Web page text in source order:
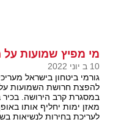
מי מפיץ שמועות על
10 ב יוני 2022
גורמי ביטחון בישראל
להפצת חרושת השמועות על
במסגרת קרב הירושה.
מאזן ימות יחליף אותו
לעריכת בחירות לנשיאות